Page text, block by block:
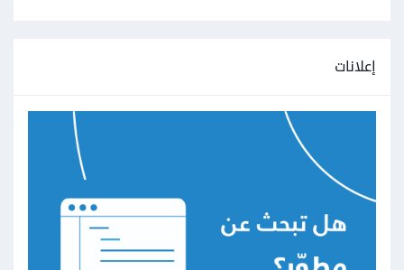
إعلانات